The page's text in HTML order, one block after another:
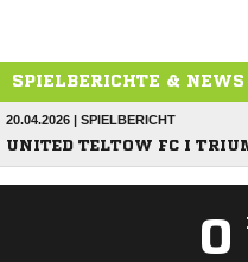
SPIELBERICHTE & NEWS
20.04.2026 | SPIELBERICHT
UNITED TELTOW FC I
0